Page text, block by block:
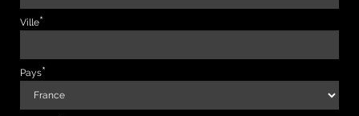
Ville
Pays